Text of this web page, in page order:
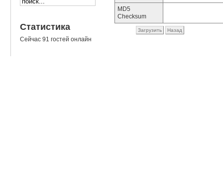
Статистика
Сейчас 91 гостей онлайн
MD5
Checksum
Загрузить Назад